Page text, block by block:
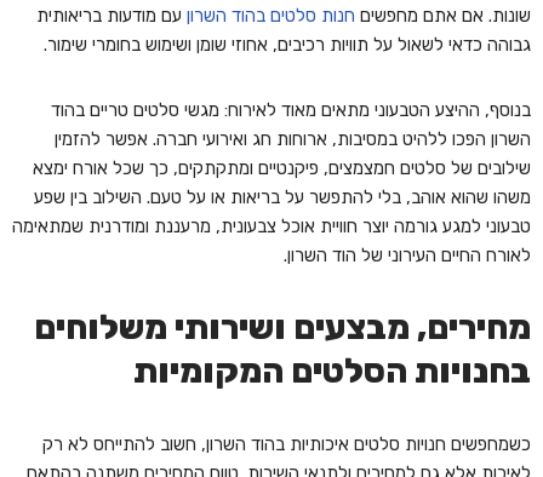
שונות. אם אתם מחפשים חנות סלטים בהוד השרון עם מודעות בריאותית
גבוהה כדאי לשאול על תוויות רכיבים, אחוזי שומן ושימוש בחומרי שימור.
בנוסף, ההיצע הטבעוני מתאים מאוד לאירוח: מגשי סלטים טריים בהוד
השרון הפכו ללהיט במסיבות, ארוחות חג ואירועי חברה. אפשר להזמין
שילובים של סלטים חמצמצים, פיקנטיים ומתקתקים, כך שכל אורח ימצא
משהו שהוא אוהב, בלי להתפשר על בריאות או על טעם. השילוב בין שפע
טבעוני למגע גורמה יוצר חוויית אוכל צבעונית, מרעננת ומודרנית שמתאימה
לאורח החיים העירוני של הוד השרון.
מחירים, מבצעים ושירותי משלוחים
בחנויות הסלטים המקומיות
כשמחפשים חנויות סלטים איכותיות בהוד השרון, חשוב להתייחס לא רק